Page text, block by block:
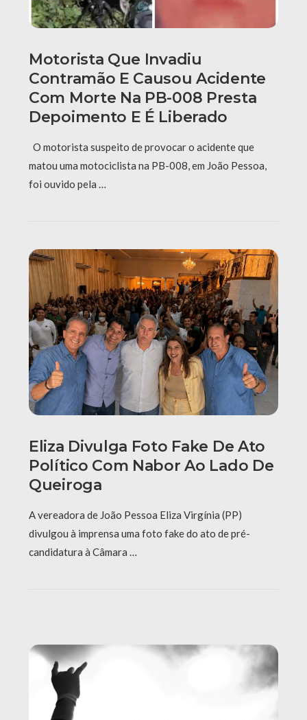
Motorista Que Invadiu
Contramão E Causou Acidente
Com Morte Na PB-008 Presta
Depoimento E É Liberado
O motorista suspeito de provocar o acidente que
matou uma motociclista na PB-008, em João Pessoa,
foi ouvido pela …
Eliza Divulga Foto Fake De Ato
Político Com Nabor Ao Lado De
Queiroga
A vereadora de João Pessoa Eliza Virgínia (PP)
divulgou à imprensa uma foto fake do ato de pré-
candidatura à Câmara …